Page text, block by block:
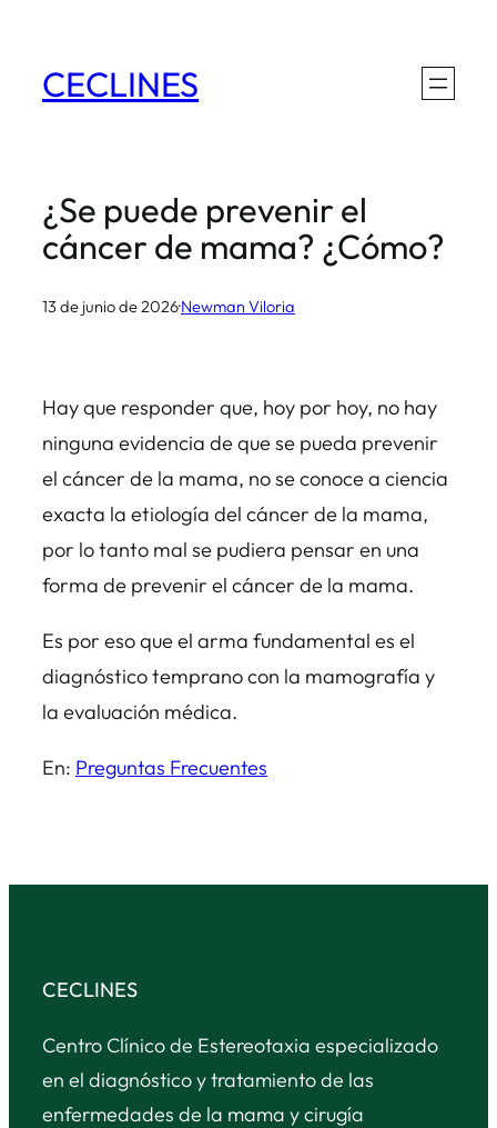
contenido
CECLINES
¿Se puede prevenir el
cáncer de mama? ¿Cómo?
13 de junio de 2026·Newman Viloria
Hay que responder que, hoy por hoy, no hay
ninguna evidencia de que se pueda prevenir
el cáncer de la mama, no se conoce a ciencia
exacta la etiología del cáncer de la mama,
por lo tanto mal se pudiera pensar en una
forma de prevenir el cáncer de la mama.
Es por eso que el arma fundamental es el
diagnóstico temprano con la mamografía y
la evaluación médica.
En: Preguntas Frecuentes
CECLINES
Centro Clínico de Estereotaxia especializado
en el diagnóstico y tratamiento de las
enfermedades de la mama y cirugía